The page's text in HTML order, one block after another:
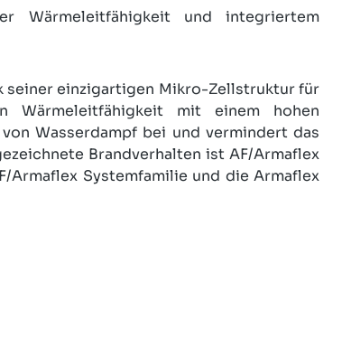
Wärmeleitfähigkeit und integriertem
seiner einzigartigen Mikro-Zellstruktur für
Wärmeleitfähigkeit mit einem hohen
Wasserdampf bei und vermindert das
Brandverhalten ist AF/Armaflex
Armaflex Systemfamilie und die Armaflex